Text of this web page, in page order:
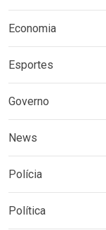
Economia
Esportes
Governo
News
Polícia
Política